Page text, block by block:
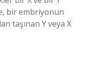
bir embriyonun
taşınan Y veya X